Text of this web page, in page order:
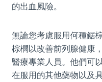
的出血風險。
無論您考慮服用何種鋸
棕櫚以改善前列腺健康
醫療專業人員。他們可
在服用的其他藥物以及